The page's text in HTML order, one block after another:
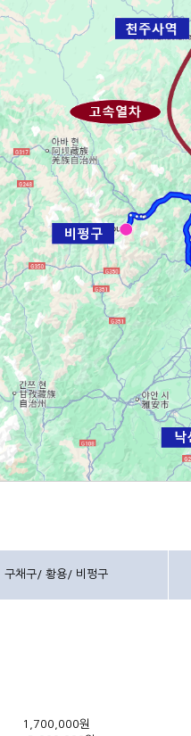
구채구/ 황용/ 비펑구
1,700,000원